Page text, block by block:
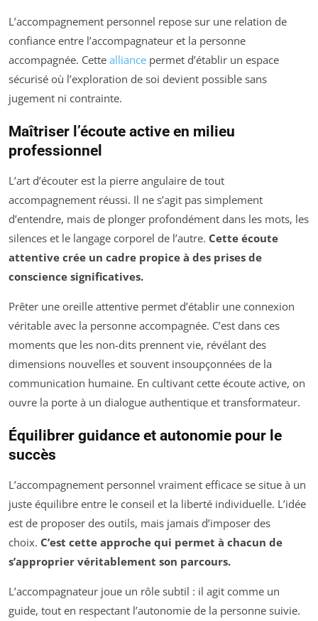
L’accompagnement personnel repose sur une relation de
confiance entre l’accompagnateur et la personne
accompagnée. Cette alliance permet d’établir un espace
sécurisé où l’exploration de soi devient possible sans
jugement ni contrainte.
Maîtriser l’écoute active en milieu
professionnel
L’art d’écouter est la pierre angulaire de tout
accompagnement réussi. Il ne s’agit pas simplement
d’entendre, mais de plonger profondément dans les mots, les
silences et le langage corporel de l’autre. Cette écoute
attentive crée un cadre propice à des prises de
conscience significatives.
Prêter une oreille attentive permet d’établir une connexion
véritable avec la personne accompagnée. C’est dans ces
moments que les non-dits prennent vie, révélant des
dimensions nouvelles et souvent insoupçonnées de la
communication humaine. En cultivant cette écoute active, on
ouvre la porte à un dialogue authentique et transformateur.
Équilibrer guidance et autonomie pour le
succès
L’accompagnement personnel vraiment efficace se situe à un
juste équilibre entre le conseil et la liberté individuelle. L’idée
est de proposer des outils, mais jamais d’imposer des
choix. C’est cette approche qui permet à chacun de
s’approprier véritablement son parcours.
L’accompagnateur joue un rôle subtil : il agit comme un
guide, tout en respectant l’autonomie de la personne suivie.